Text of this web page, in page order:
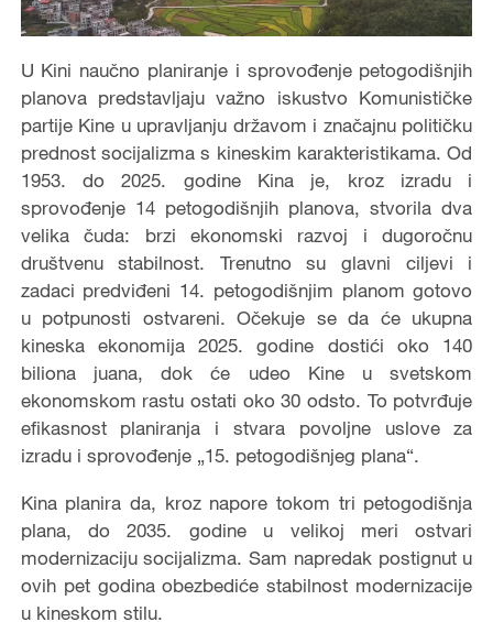
U Kini naučno planiranje i sprovođenje petogodišnjih
planova predstavljaju važno iskustvo Komunističke
partije Kine u upravljanju državom i značajnu političku
prednost socijalizma s kineskim karakteristikama. Od
1953. do 2025. godine Kina je, kroz izradu i
sprovođenje 14 petogodišnjih planova, stvorila dva
velika čuda: brzi ekonomski razvoj i dugoročnu
društvenu stabilnost. Trenutno su glavni ciljevi i
zadaci predviđeni 14. petogodišnjim planom gotovo
u potpunosti ostvareni. Očekuje se da će ukupna
kineska ekonomija 2025. godine dostići oko 140
biliona juana, dok će udeo Kine u svetskom
ekonomskom rastu ostati oko 30 odsto. To potvrđuje
efikasnost planiranja i stvara povoljne uslove za
izradu i sprovođenje „15. petogodišnjeg plana“.
Kina planira da, kroz napore tokom tri petogodišnja
plana, do 2035. godine u velikoj meri ostvari
modernizaciju socijalizma. Sam napredak postignut u
ovih pet godina obezbediće stabilnost modernizacije
u kineskom stilu.